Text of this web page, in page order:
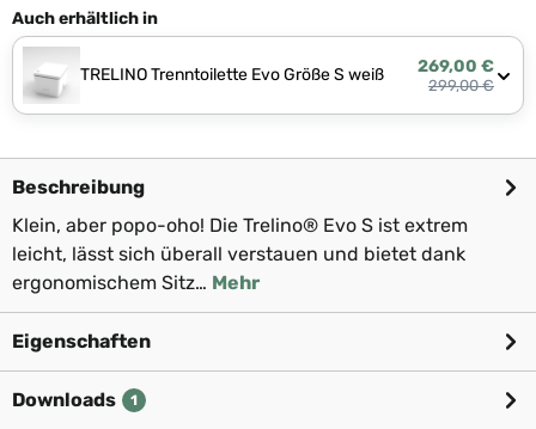
Auch erhältlich in
TRELINO Trenntoilette Evo Größe S weiß 269,00 €
299,00 €
Beschreibung
Klein, aber popo-oho! Die Trelino® Evo S ist extrem
leicht, lässt sich überall verstauen und bietet dank
ergonomischem Sitz… Mehr
Eigenschaften
Downloads 1